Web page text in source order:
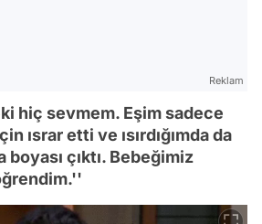
Reklam
hiç sevmem. Eşim sadece
ısrar etti ve ısırdığımda da
boyası çıktı. Bebeğimiz